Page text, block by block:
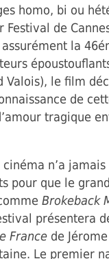
homo, bi ou
de
la
Valois), le film
de
tragique
n’a
pour que le
Brokeback
présentera
France de
Le premier